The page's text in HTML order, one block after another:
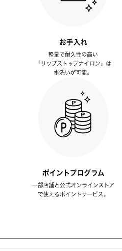
お手入れ
軽量で耐久性の高い
「リップストップナイロン」は
水洗いが可能。
ポイントプログラム
一部店舗と公式オンラインストア
で使えるポイントサービス。